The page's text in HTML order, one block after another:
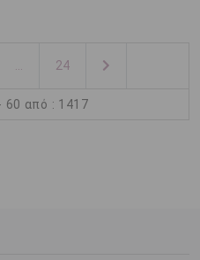
24
60 από : 1417